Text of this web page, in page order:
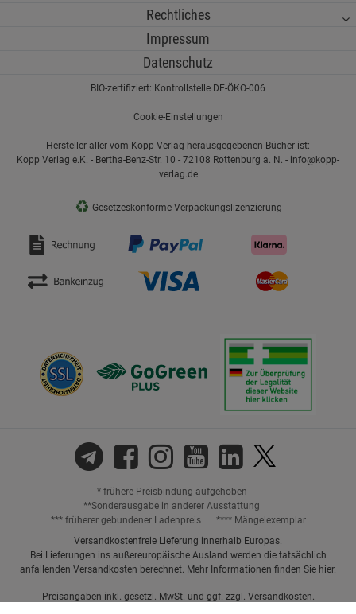
Rechtliches
Impressum
Datenschutz
BIO-zertifiziert: Kontrollstelle DE-ÖKO-006
Cookie-Einstellungen
Hersteller aller vom Kopp Verlag herausgegebenen Bücher ist:
Kopp Verlag e.K. - Bertha-Benz-Str. 10 - 72108 Rottenburg a. N. - info@kopp-
verlag.de
♻ Gesetzeskonforme Verpackungslizenzierung
* frühere Preisbindung aufgehoben
**Sonderausgabe in anderer Ausstattung
*** früherer gebundener Ladenpreis
**** Mängelexemplar
Versandkostenfreie Lieferung innerhalb Europas.
Bei Lieferungen ins außereuropäische Ausland werden die tatsächlich
anfallenden Versandkosten berechnet. Mehr Informationen finden Sie hier.
Preisangaben inkl. gesetzl. MwSt. und ggf. zzgl. Versandkosten.